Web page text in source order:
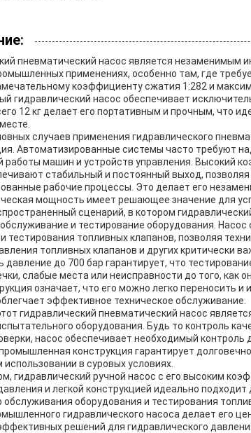
пневматический насос является незаменимым
применениях, особенно там, где
коэффициенту сжатия 1:282 и
гидравлический насос обеспечивает
12 кг делает его портативным и прочным, что
случаев применения гидравлического
Автоматизированные системы часто требуют
работы машин и устройств управления. Высокий
стабильный и постоянный выход, позволяя
рабочие процессы. Это делает его
мощность имеет решающее значение для
сценарий, в котором
и тестирование оборудования.
тестирования топливных клапанов, позволяя
топливных клапанов и других критически
давление до 700 бар гарантирует, что
слабые места или неисправности до того, как
означает, что его можно легко переносить
эффективное техническое обслуживание.
гидравлический пневматический насос
оборудования. Будь то контроль
насос обеспечивает необходимый
конструкция гарантирует
в суровых условиях.
гидравлический ручной насос с его высоким
и легкой конструкцией идеально
обслуживания оборудования и тестирования
гидравлического насоса делает его
решений для гидравлического